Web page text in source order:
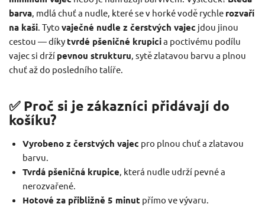
barva , mdlá chuť a nudle, které se v horké vodě rychle rozvaří
na kaši . Tyto vaječné nudle z čerstvých vajec jdou jinou
cestou — díky tvrdé pšeničné krupicia poctivému podílu
vajec si drží pevnou strukturu , sytě zlatavou barvu a plnou
chuť až do posledního talíře.
✅ Proč si je zákazníci přidávají do
košíku?
Vyrobeno z čerstvých vajec pro plnou chuť a zlatavou
barvu.
Tvrdá pšeničná krupice, která nudle udrží pevné a
nerozvařené.
Hotové za přibližně 5 minut přímo ve vývaru.